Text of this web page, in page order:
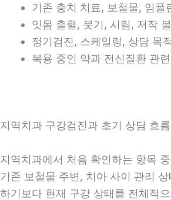
기존 충치 치료, 보철물, 임
잇몸 출혈, 붓기, 시림, 저작
정기검진, 스케일링, 상담 목
복용 중인 약과 전신질환 관
지역치과 구강검진과 초기 상담 흐
지역치과에서 처음 확인하는 항목
기존 보철물 주변, 치아 사이 관리
하기보다 현재 구강 상태를 전체적